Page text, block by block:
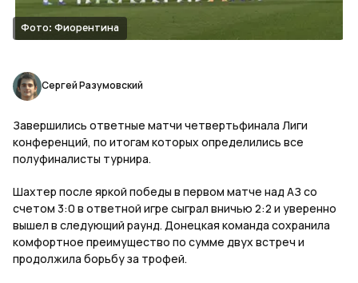
Фото: Фиорентина
Сергей Разумовский
Завершились ответные матчи четвертьфинала Лиги
конференций, по итогам которых определились все
полуфиналисты турнира.
Шахтер после яркой победы в первом матче над АЗ со
счетом 3:0 в ответной игре сыграл вничью 2:2 и уверенно
вышел в следующий раунд. Донецкая команда сохранила
комфортное преимущество по сумме двух встреч и
продолжила борьбу за трофей.